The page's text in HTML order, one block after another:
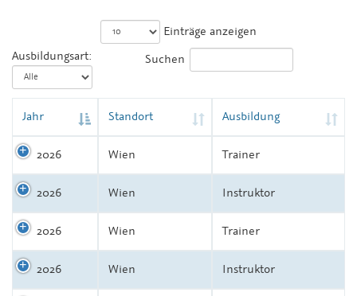
Einträge anzeigen
Ausbildungsart:
Suchen
Jahr Standort Ausbildung
2026 Wien Trainer
2026 Wien Instruktor
2026 Wien Trainer
2026 Wien Instruktor